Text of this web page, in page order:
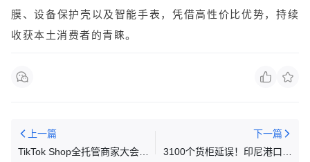
膜、设备保护壳以及智能手表，凭借高性价比优势，持续
收获本土消费者的青睐。
上一篇
TikTok Shop全托管商家大会：
下一篇
3100个货柜延误！印尼港口全